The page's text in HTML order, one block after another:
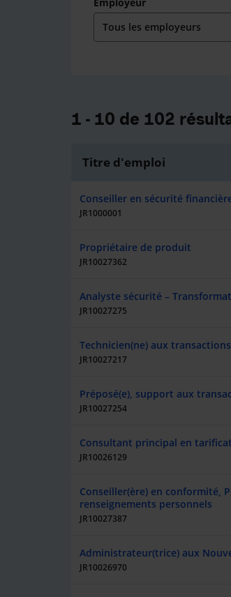
1 - 10 de 102
Titre d'emploi
Conseiller en sécurité
JR1000001
Propriétaire de produit
JR10027362
Analyste sécurité –
JR10027275
Technicien(ne) aux transactions
JR10027217
Préposé(e), support aux
JR10027254
Consultant principal en
JR10026129
Conseiller(ère) en conformité,
renseignements personnels
JR10027387
Administrateur(trice) aux
JR10026970